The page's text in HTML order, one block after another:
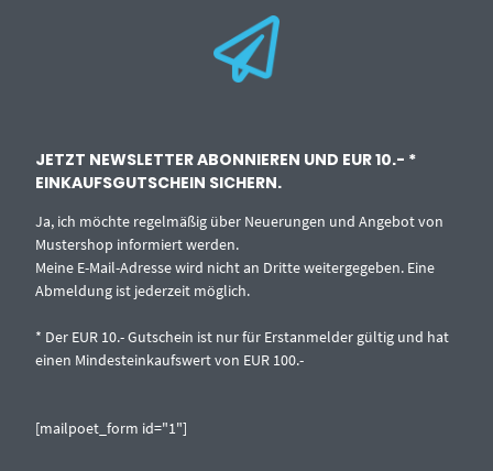
JETZT NEWSLETTER ABONNIEREN UND EUR 10.- *
EINKAUFSGUTSCHEIN SICHERN.
Ja, ich möchte regelmäßig über Neuerungen und Angebot von
Mustershop informiert werden.
Meine E-Mail-Adresse wird nicht an Dritte weitergegeben. Eine
Abmeldung ist jederzeit möglich.
* Der EUR 10.- Gutschein ist nur für Erstanmelder gültig und hat
einen Mindesteinkaufswert von EUR 100.-
[mailpoet_form id="1"]